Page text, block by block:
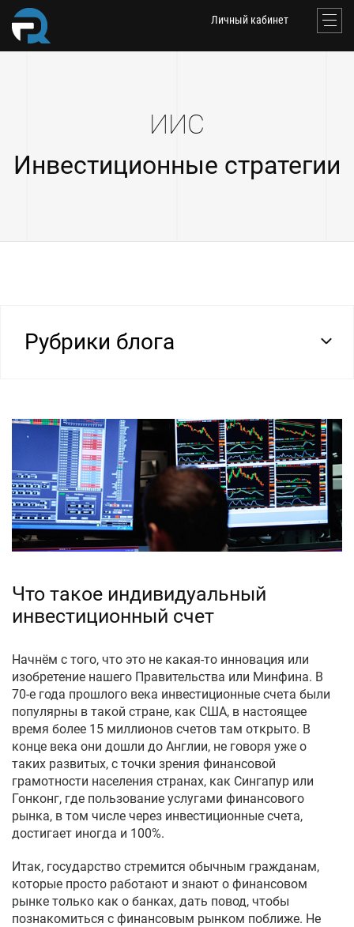
Личный кабинет
ИИС
Инвестиционные стратегии
Рубрики блога
Что такое индивидуальный
инвестиционный счет
Начнём с того, что это не какая-то инновация или
изобретение нашего Правительства или Минфина. В
70-е года прошлого века инвестиционные счета были
популярны в такой стране, как США, в настоящее
время более 15 миллионов счетов там открыто. В
конце века они дошли до Англии, не говоря уже о
таких развитых, с точки зрения финансовой
грамотности населения странах, как Сингапур или
Гонконг, где пользование услугами финансового
рынка, в том числе через инвестиционные счета,
достигает иногда и 100%.
Итак, государство стремится обычным гражданам,
которые просто работают и знают о финансовом
рынке только как о банках, дать повод, чтобы
познакомиться с финансовым рынком поближе. Не